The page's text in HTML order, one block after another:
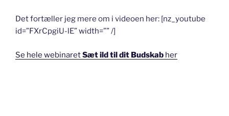
Det fortæller jeg mere om i videoen her: [nz_youtube
id=”FXrCpgiU-lE” width=”” /]
Se hele webinaretSæt ild til dit Budskab her